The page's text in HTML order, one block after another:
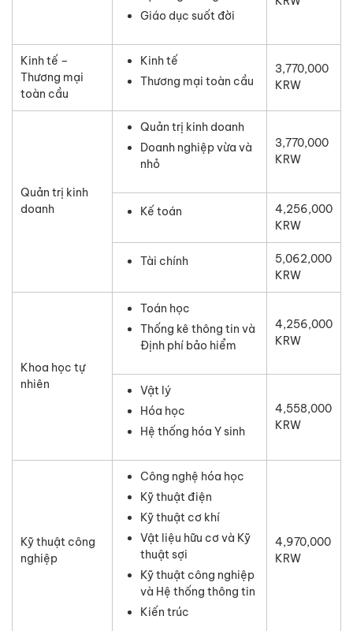
Giáo dục suốt đời
Kinh tế –
Thương mại
toàn cầu
Kinh tế
Thương mại toàn cầu
3,770,000
KRW
Quản trị kinh
doanh
Quản trị kinh doanh
Doanh nghiệp vừa và
nhỏ
3,770,000
KRW
Kế toán
4,256,000
KRW
Tài chính
5,062,000
KRW
Khoa học tự
nhiên
Toán học
Thống kê thông tin và
Định phí bảo hiểm
4,256,000
KRW
Vật lý
Hóa học
Hệ thống hóa Y sinh
4,558,000
KRW
Kỹ thuật công
nghiệp
Công nghệ hóa học
Kỹ thuật điện
Kỹ thuật cơ khí
Vật liệu hữu cơ và Kỹ
thuật sợi
Kỹ thuật công nghiệp
và Hệ thống thông tin
Kiến trúc
4,970,000
KRW